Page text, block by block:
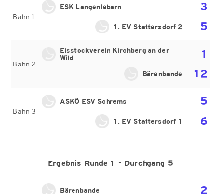
Bahn 1
ESK Langenlebarn
3
5
1. EV Stattersdorf 2
Bahn 2
Eisstockverein Kirchberg an der
Wild
1
12
Bärenbande
Bahn 3
ASKÖ ESV Schrems
5
6
1. EV Stattersdorf 1
Ergebnis Runde 1 - Durchgang 5
Bärenbande
2